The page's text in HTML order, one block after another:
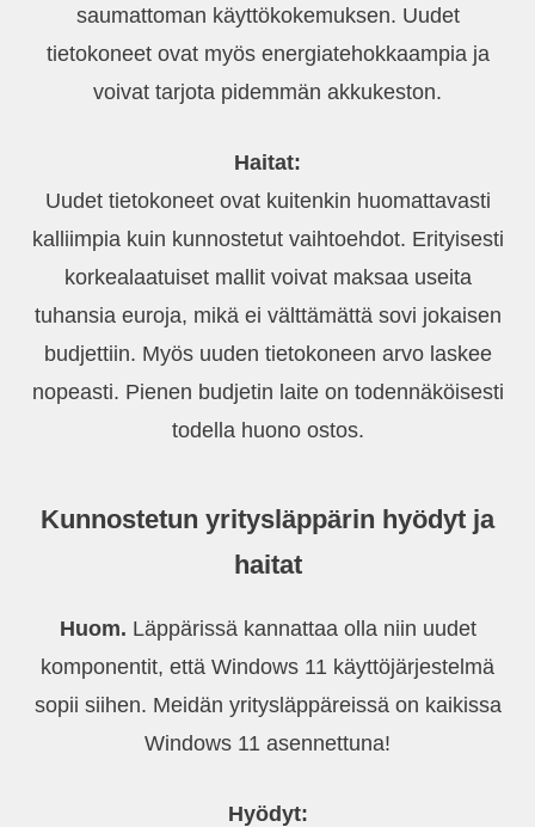
saumattoman käyttökokemuksen. Uudet
tietokoneet ovat myös energiatehokkaampia ja
voivat tarjota pidemmän akkukeston.
Haitat:
Uudet tietokoneet ovat kuitenkin huomattavasti
kalliimpia kuin kunnostetut vaihtoehdot. Erityisesti
korkealaatuiset mallit voivat maksaa useita
tuhansia euroja, mikä ei välttämättä sovi jokaisen
budjettiin. Myös uuden tietokoneen arvo laskee
nopeasti. Pienen budjetin laite on todennäköisesti
todella huono ostos.
Kunnostetun yritysläppärin hyödyt ja
haitat
Huom. Läppärissä kannattaa olla niin uudet
komponentit, että Windows 11 käyttöjärjestelmä
sopii siihen. Meidän yritysläppäreissä on kaikissa
Windows 11 asennettuna!
Hyödyt: